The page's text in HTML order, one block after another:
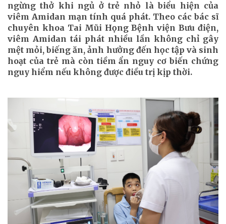
ngừng thở khi ngủ ở trẻ nhỏ là biểu hiện của
viêm Amidan mạn tính quá phát. Theo các bác sĩ
chuyên khoa Tai Mũi Họng Bệnh viện Bưu điện,
viêm Amidan tái phát nhiều lần không chỉ gây
mệt mỏi, biếng ăn, ảnh hưởng đến học tập và sinh
hoạt của trẻ mà còn tiềm ẩn nguy cơ biến chứng
nguy hiểm nếu không được điều trị kịp thời.